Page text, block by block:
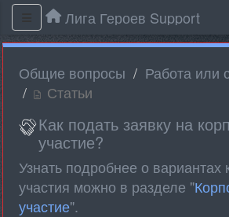
Лига Героев Support
Общие вопросы
Работа или
Статьи
Как подать заявку на
участие?
Узнать подробнее о вариантах
участия можно в разделе "
участие".